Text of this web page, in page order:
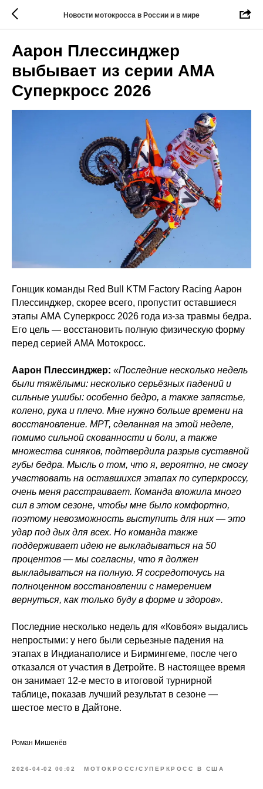
Новости мотокросса в России и в мире
Аарон Плессинджер
выбывает из серии АМА
Суперкросс 2026
Гонщик команды Red Bull KTM Factory Racing Аарон
Плессинджер, скорее всего, пропустит оставшиеся
этапы АМА Суперкросс 2026 года из-за травмы бедра.
Его цель — восстановить полную физическую форму
перед серией АМА Мотокросс.
Аарон Плессинджер: «Последние несколько недель
были тяжёлыми: несколько серьёзных падений и
сильные ушибы: особенно бедро, а также запястье,
колено, рука и плечо. Мне нужно больше времени на
восстановление. МРТ, сделанная на этой неделе,
помимо сильной скованности и боли, а также
множества синяков, подтвердила разрыв суставной
губы бедра. Мысль о том, что я, вероятно, не смогу
участвовать на оставшихся этапах по суперкроссу,
очень меня расстраивает. Команда вложила много
сил в этом сезоне, чтобы мне было комфортно,
поэтому невозможность выступить для них — это
удар под дых для всех. Но команда также
поддерживает идею не выкладываться на 50
процентов — мы согласны, что я должен
выкладываться на полную. Я сосредоточусь на
полноценном восстановлении с намерением
вернуться, как только буду в форме и здоров».
Последние несколько недель для «Ковбоя» выдались
непростыми: у него были серьезные падения на
этапах в Индианаполисе и Бирмингеме, после чего
отказался от участия в Детройте. В настоящее время
он занимает 12-е место в итоговой турнирной
таблице, показав лучший результат в сезоне —
шестое место в Дайтоне.
Роман Мишенёв
2026-04-02 00:02 МОТОКРОСС/СУПЕРКРОСС В США